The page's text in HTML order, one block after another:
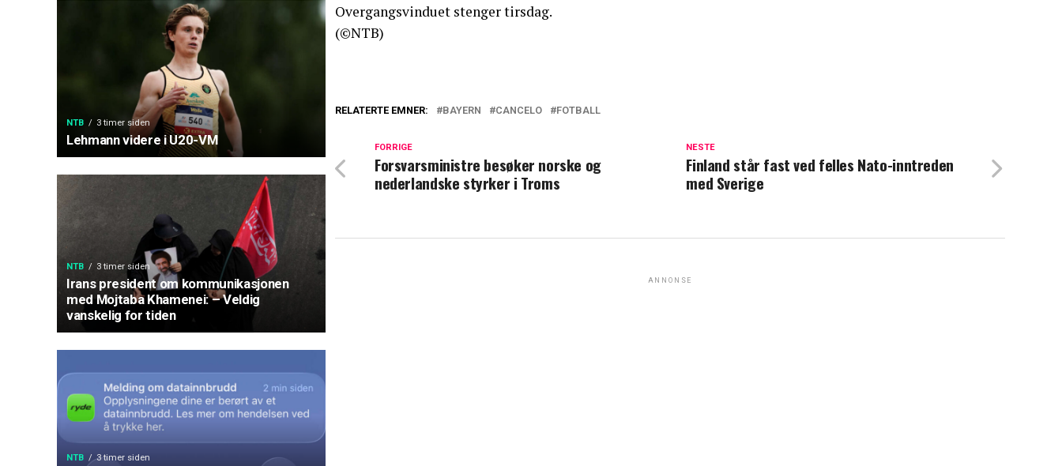
NTB 3 timer siden
Lehmann videre i U20-VM
NTB 3 timer siden
Irans president om kommunikasjonen
med Mojtaba Khamenei: – Veldig
vanskelig for tiden
NTB 3 timer siden
Overgangsvinduet stenger tirsdag.
(©NTB)
RELATERTE EMNER: BAYERN CANCELO FOTBALL
NESTE
Finland står fast ved felles Nato-inntreden
med Sverige
FORRIGE
Forsvarsministre besøker norske og
nederlandske styrker i Troms
ANNONSE